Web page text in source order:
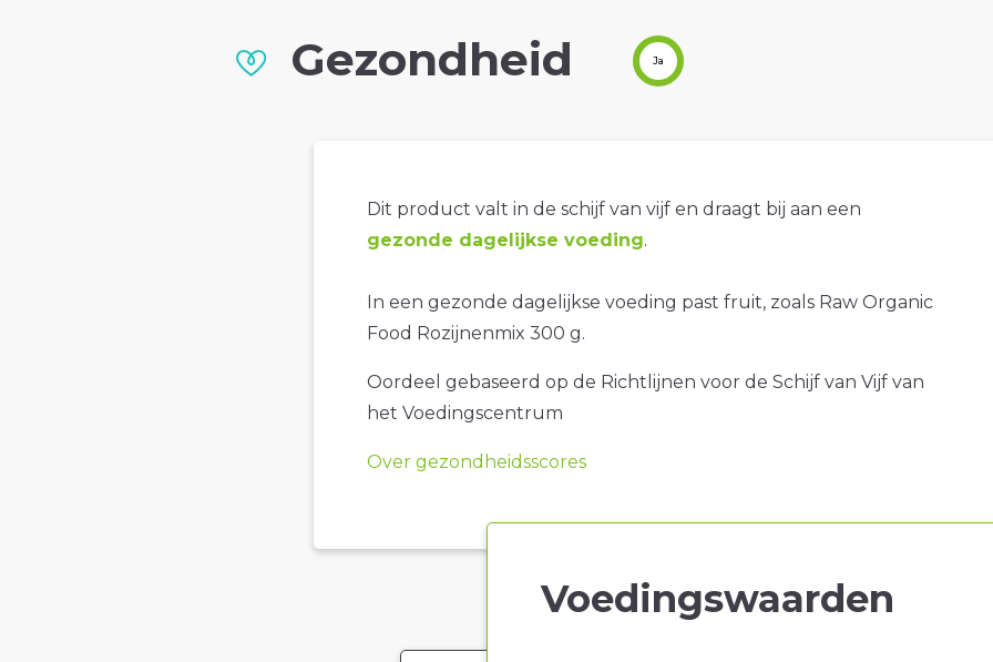
Gezondheid Ja
Dit product valt in de schijf van vijf en draagt bij aan een
gezonde dagelijkse voeding.
In een gezonde dagelijkse voeding past fruit, zoals Raw Organic
Food Rozijnenmix 300 g.
Oordeel gebaseerd op de Richtlijnen voor de Schijf van Vijf van
het Voedingscentrum
Over gezondheidsscores
Voedingswaarden